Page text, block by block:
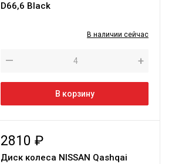
D66,6 Black
В наличии сейчас
— +
В корзину
2810 ₽
Диск колеса NISSAN Qashqai